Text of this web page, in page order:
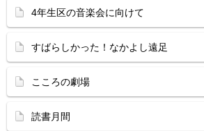
4年生区の音楽会に向けて
すばらしかった！なかよし遠足
こころの劇場
読書月間